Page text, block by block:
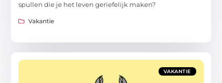
spullen die je het leven geriefelijk maken?
Vakantie
VAKANTIE